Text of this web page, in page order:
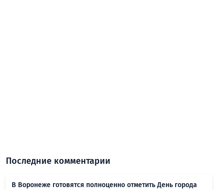
Последние комментарии
В Воронеже готовятся полноценно отметить День города